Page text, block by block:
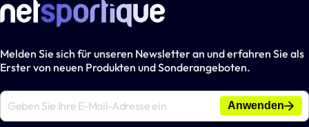
Melden Sie sich für unseren Newsletter an und erfahren Sie als
Erster von neuen Produkten und Sonderangeboten.
Anwenden